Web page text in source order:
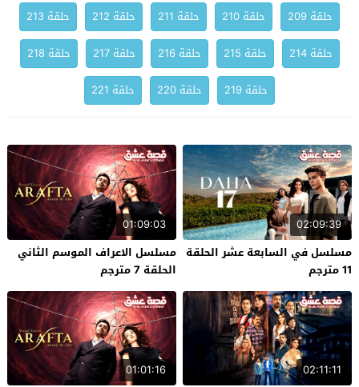
حلقة 209
حلقة 210 حلقة 211 حلقة 212
حلقة 213
حلقة 214
حلقة 215 حلقة 216 حلقة 217
حلقة 218
حلقة 219
حلقة 220 حلقة 221
02:09:39
مسلسل في السابعة عشر الحلقة
11 مترجم
01:09:03
مسلسل الاعراف الموسم الثاني
الحلقة 7 مترجم
02:11:11
01:01:16